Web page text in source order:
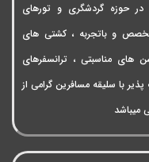
سابقه فعالیت در حوزه گردشگری و تورهای
و باتجربه ، کشتی های
های مناسبتی ، ترانسفرهای
با سلیقه مسافرین گرامی از
میباشد